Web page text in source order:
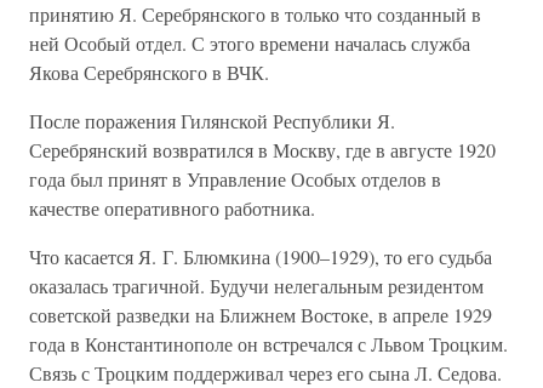
принятию Я. Серебрянского в только что созданный в
ней Особый отдел. С этого времени началась служба
Якова Серебрянского в ВЧК.
После поражения Гилянской Республики Я.
Серебрянский возвратился в Москву, где в августе 1920
года был принят в Управление Особых отделов в
качестве оперативного работника.
Что касается Я. Г. Блюмкина (1900–1929), то его судьба
оказалась трагичной. Будучи нелегальным резидентом
советской разведки на Ближнем Востоке, в апреле 1929
года в Константинополе он встречался с Львом Троцким.
Связь с Троцким поддерживал через его сына Л. Седова.